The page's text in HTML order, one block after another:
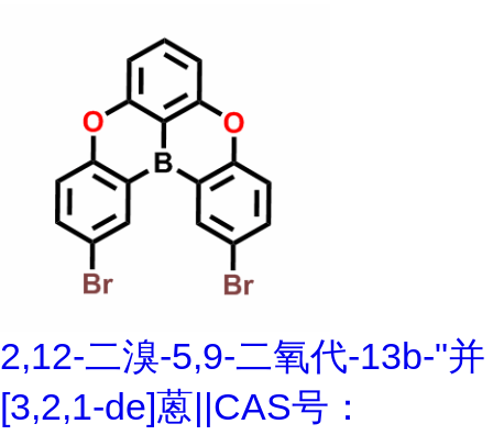
2,12-二溴-5,9-二氧代-13b-"并
[3,2,1-de]蒽||CAS号：